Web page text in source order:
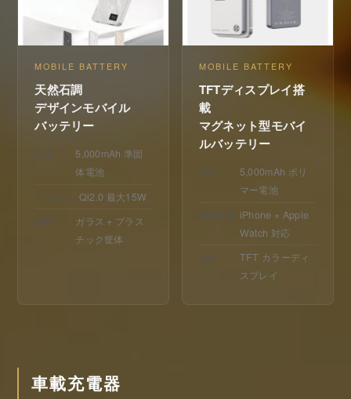
MOBILE BATTERY
天然石調
デザインモバイル
バッテリー
容量
5,000mAh 準固
体電池
ワイヤレス Qi2.0 最大15W
素材
ガラス + プラス
チック筐体
MOBILE BATTERY
TFTディスプレイ搭
載
マグネット型モバイ
ルバッテリー
容量
5,000mAh ポリ
マー電池
同時充電
iPhone + Apple
Watch 対応
表示
TFT カラーディ
スプレイ
車載充電器